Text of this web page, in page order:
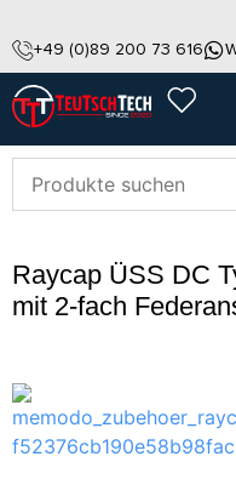
+49 (0)89 200 73 616
Raycap ÜSS DC
mit 2-fach